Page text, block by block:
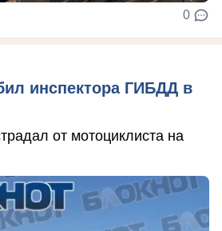
0
инспектора ГИБДД в
от мотоциклиста на